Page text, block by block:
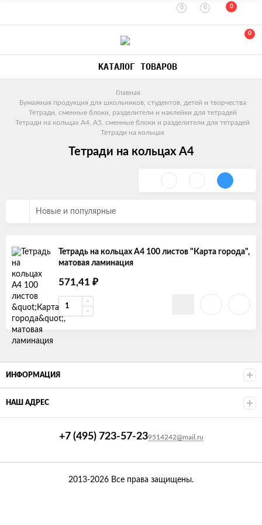
0 0 0
0
КАТАЛОГ ТОВАРОВ
Главная
Бумажная продукция для школьников, студентов, детей и творчества
Тетради, сменные блоки, разделители и наклейки для тетрадей
Тетради на кольцах A4, A5, сменные блоки и разделители для тетрадей
Тетради на кольцах
Тетради на кольцах А4
Новые и популярные
Тетрадь на кольцах А4 100 листов "Карта города",
матовая ламинация
571,41 ₽
ИНФОРМАЦИЯ
НАШ АДРЕС
+7 (495) 723-57-239514242@mail.ru
2013-2026 Все права защищены.